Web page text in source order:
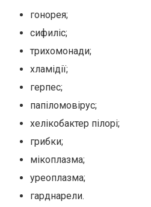
гонорея;
сифиліс;
трихомонади;
хламідії;
герпес;
папіломовірус;
хелікобактер пілорі;
грибки;
мікоплазма;
уреоплазма;
гарднарели.